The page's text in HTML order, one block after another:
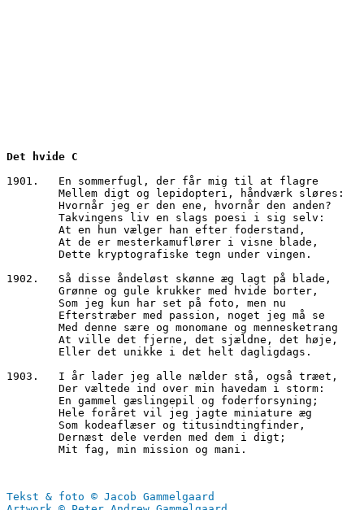
Det hvide C
1901.	En sommerfugl, der får mig til at flagre
        Mellem digt og lepidopteri, håndværk sløres:
        Hvornår jeg er den ene, hvornår den anden?
        Takvingens liv en slags poesi i sig selv:
        At en hun vælger han efter foderstand,
        At de er mesterkamuflører i visne blade,
        Dette kryptografiske tegn under vingen.
1902.   Så disse åndeløst skønne æg lagt på blade,
        Grønne og gule krukker med hvide borter,
        Som jeg kun har set på foto, men nu
        Efterstræber med passion, noget jeg må se
        Med denne sære og monomane og mennesketrang
        At ville det fjerne, det sjældne, det høje,
        Eller det unikke i det helt dagligdags.
1903.   I år lader jeg alle nælder stå, også træet,
        Der væltede ind over min havedam i storm:
        En gammel gæslingepil og foderforsyning;
        Hele foråret vil jeg jagte miniature æg
        Som kodeaflæser og titusindtingfinder,
        Dernæst dele verden med dem i digt;
        Mit fag, min mission og mani.
Tekst & foto © Jacob Gammelgaard